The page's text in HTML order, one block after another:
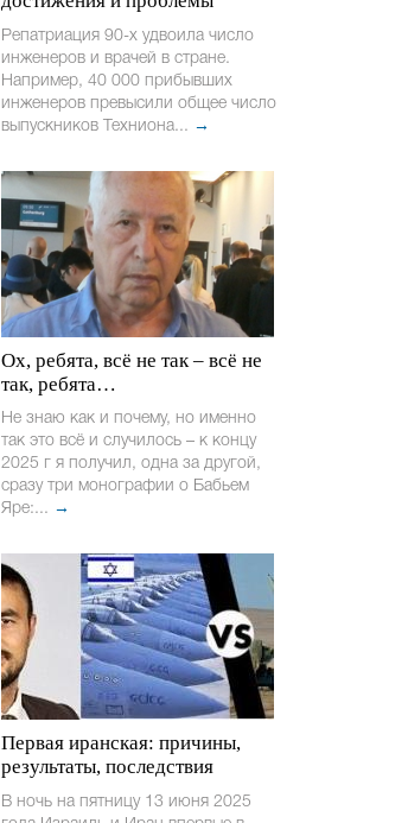
Репатриация 90-х удвоила число
инженеров и врачей в стране.
Например, 40 000 прибывших
инженеров превысили общее число
выпускников Техниона... →
Ох, ребята, всё не так – всё не
так, ребята…
Не знаю как и почему, но именно
так это всё и случилось – к концу
2025 г я получил, одна за другой,
сразу три монографии о Бабьем
Яре:... →
Первая иранская: причины,
результаты, последствия
В ночь на пятницу 13 июня 2025